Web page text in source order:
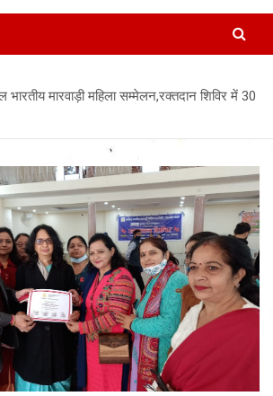
Today, Breaking
News in
मारवाड़ी महिला सम्मेलन,रक्तदान शिविर में 30